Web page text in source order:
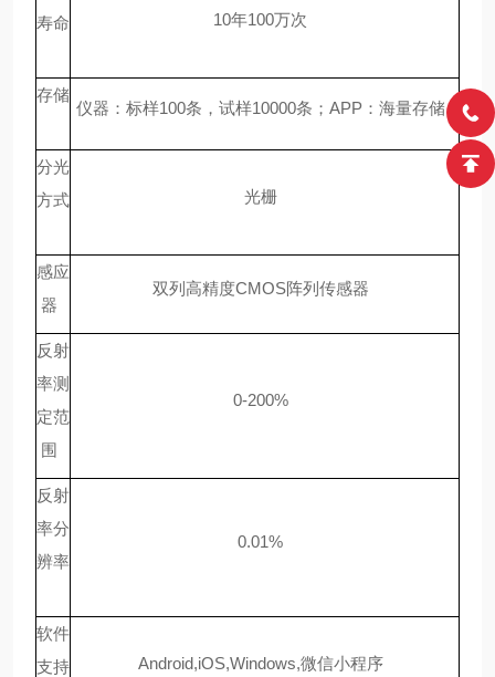
寿命
10年100万次
存储
仪器：标样100条，试样10000条；APP：海量存储
分光
方式
光栅
感应
器
双列高精度CMOS阵列传感器
反射
率测
定范
围
0-200%
反射
率分
辨率
0.01%
软件
支持
Android,iOS,Windows,微信小程序